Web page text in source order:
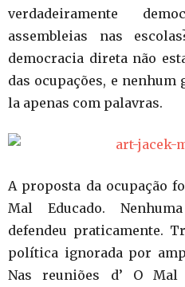
verdadeiramente
assembleias nas
democracia direta não
das ocupações, e
la apenas com palavras.
A proposta da ocupação
Mal Educado.
defendeu praticamente.
política ignorada por
Nas reuniões d’ O Mal